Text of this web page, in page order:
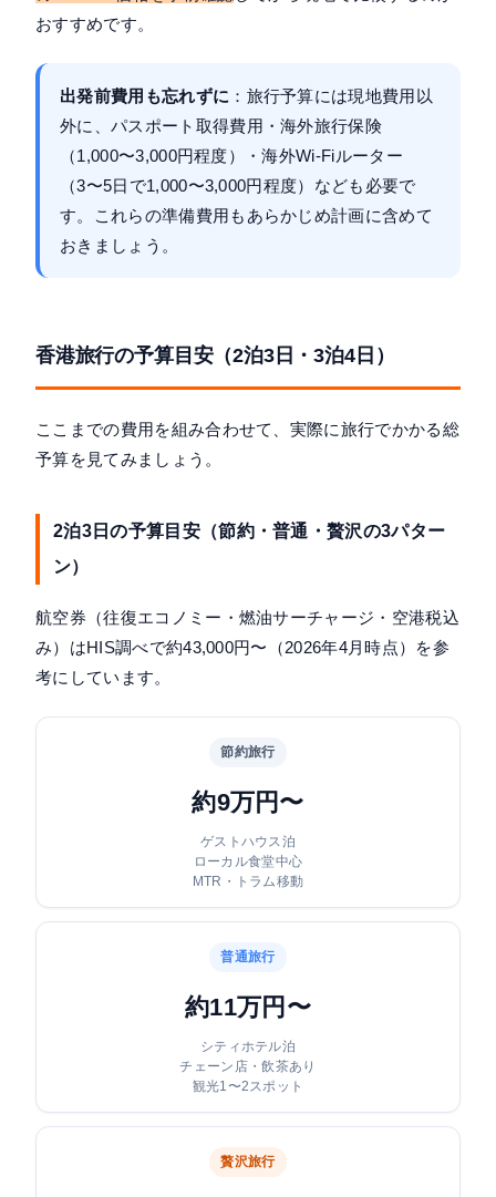
おすすめです。
出発前費用も忘れずに ：旅行予算には現地費用以
外に、パスポート取得費用・海外旅行保険
（1,000〜3,000円程度）・海外Wi-Fiルーター
（3〜5日で1,000〜3,000円程度）なども必要で
す。これらの準備費用もあらかじめ計画に含めて
おきましょう。
香港旅行の予算目安（2泊3日・3泊4日）
ここまでの費用を組み合わせて、実際に旅行でかかる総
予算を見てみましょう。
2泊3日の予算目安（節約・普通・贅沢の3パター
ン）
航空券（往復エコノミー・燃油サーチャージ・空港税込
み）はHIS調べで約43,000円〜（2026年4月時点）を参
考にしています。
節約旅行
約9万円〜
ゲストハウス泊
ローカル食堂中心
MTR・トラム移動
普通旅行
約11万円〜
シティホテル泊
チェーン店・飲茶あり
観光1〜2スポット
贅沢旅行